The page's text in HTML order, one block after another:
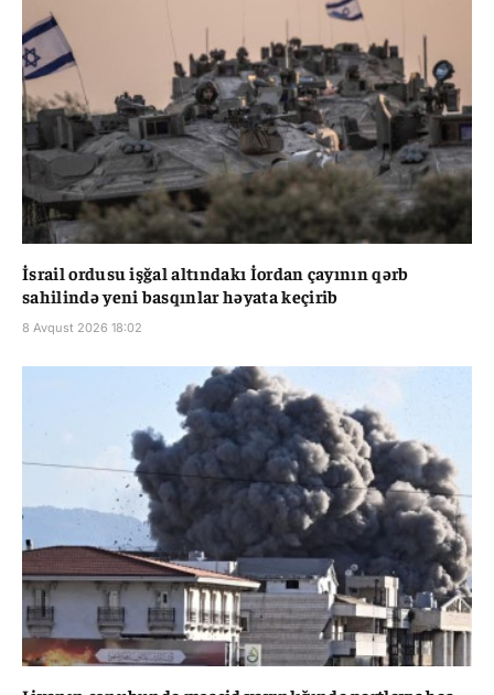
İsrail ordusu işğal altındakı İordan çayının qərb
sahilində yeni basqınlar həyata keçirib
8 Avqust 2026 18:02